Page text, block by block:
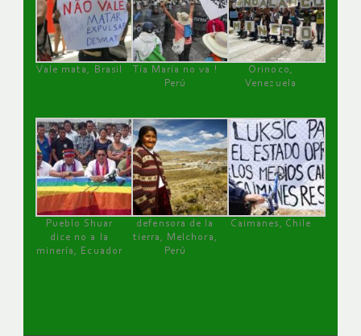
Vale mata, Brasil
Tía María no va !
Perú
Orinoco,
Venezuela
Pueblo Shuar
dice no a la
minería, Ecuador
defensora de la
tierra, Melchora,
Perú
Caimanes, Chile